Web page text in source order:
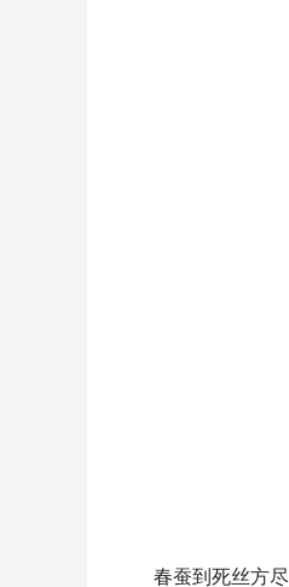
春蚕到死丝方尽